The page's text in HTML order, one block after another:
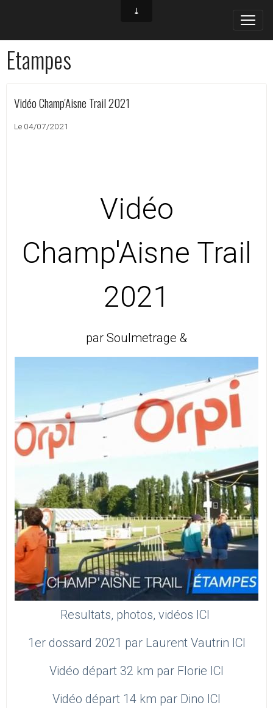
Etampes
Vidéo Champ'Aisne Trail 2021
Le 04/07/2021
Vidéo
Champ'Aisne Trail
2021
par Soulmetrage &
Resultats, photos, vidéos ICI
1er dossard 2021 par Laurent Vautrin ICI
Vidéo départ 32 km par Florie ICI
Vidéo départ 14 km par Dino ICI